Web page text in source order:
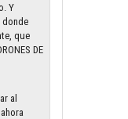
Y
donde
que
DE
al